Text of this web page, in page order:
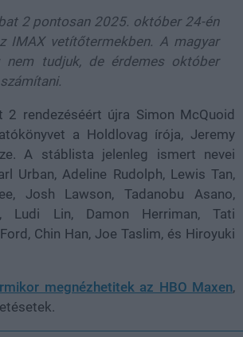
2 pontosan 2025. október 24-én
IMAX vetítőtermekben. A magyar
nem tudjuk, de érdemes október
rendezéséért újra Simon McQuoid
a Holdlovag írója, Jeremy
A stáblista jelenleg ismert nevei
Urban, Adeline Rudolph, Lewis Tan,
Josh Lawson, Tadanobu Asano,
Ludi Lin, Damon Herriman, Tati
Chin Han, Joe Taslim, és Hiroyuki
megnézhetitek az HBO Maxen,